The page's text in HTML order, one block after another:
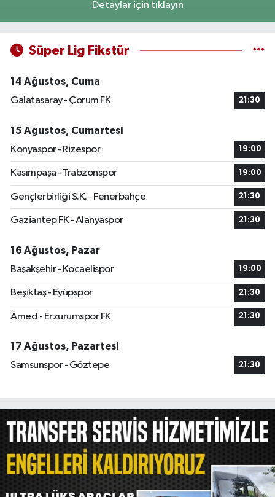
Detaylar için tıklayın
Süper Lig Fikstür
14 Ağustos, Cuma
Galatasaray - Çorum FK
21:30
15 Ağustos, Cumartesi
Konyaspor - Rizespor
19:00
Kasımpaşa - Trabzonspor 19:00
Gençlerbirliği S.K. - Fenerbahçe 21:30
Gaziantep FK - Alanyaspor 21:30
16 Ağustos, Pazar
Başakşehir - Kocaelispor
19:00
Beşiktaş - Eyüpspor 21:30
Amed - Erzurumspor FK 21:30
17 Ağustos, Pazartesi
Samsunspor - Göztepe
21:30